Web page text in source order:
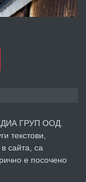
преди 1 година
ГРУП ООД.
текстови,
сайта, са
е посочено